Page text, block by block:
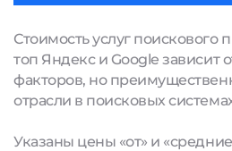
Стоимость услуг поискового
топ Яндекс и Google зависит
факторов, но
отрасли в поисковых
Указаны цены «от» и